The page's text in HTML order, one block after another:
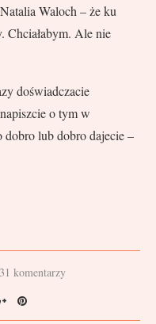
Waloch – że ku
Chciałabym. Ale nie
doświadczacie
o tym w
dobro lub dobro dajecie –
komentarzy